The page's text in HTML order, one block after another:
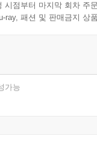
시점부터 마지막 회차 주
ray, 패션 및 판매금지 상
가능